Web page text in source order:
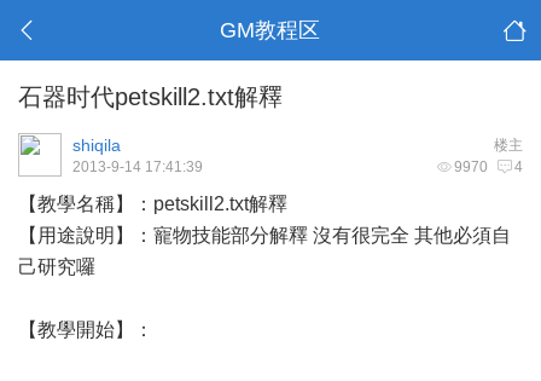
GM教程区
石器时代petskill2.txt解釋
楼主
shiqila
9970 4
2013-9-14 17:41:39
【教學名稱】：petskill2.txt解釋
【用途說明】：寵物技能部分解釋 沒有很完全 其他必須自
己研究囉
【教學開始】：